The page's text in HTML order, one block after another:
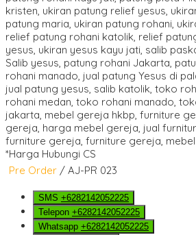
*Harga Hubungi CS
Pre Order / AJ-PR 023
SMS +6282142052225
Telepon +6282142052225
Whatsapp +6282142052225